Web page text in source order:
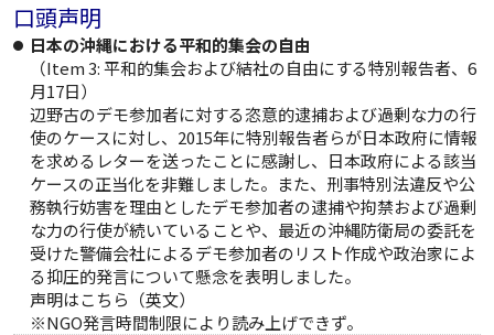
口頭声明
日本の沖縄における平和的集会の自由
（Item 3: 平和的集会および結社の自由にする特別報告者、6
月17日）
辺野古のデモ参加者に対する恣意的逮捕および過剰な力の行
使のケースに対し、2015年に特別報告者らが日本政府に情報
を求めるレターを送ったことに感謝し、日本政府による該当
ケースの正当化を非難しました。また、刑事特別法違反や公
務執行妨害を理由としたデモ参加者の逮捕や拘禁および過剰
な力の行使が続いていることや、最近の沖縄防衛局の委託を
受けた警備会社によるデモ参加者のリスト作成や政治家によ
る抑圧的発言について懸念を表明しました。
声明はこちら （英文）
※NGO発言時間制限により読み上げできず。